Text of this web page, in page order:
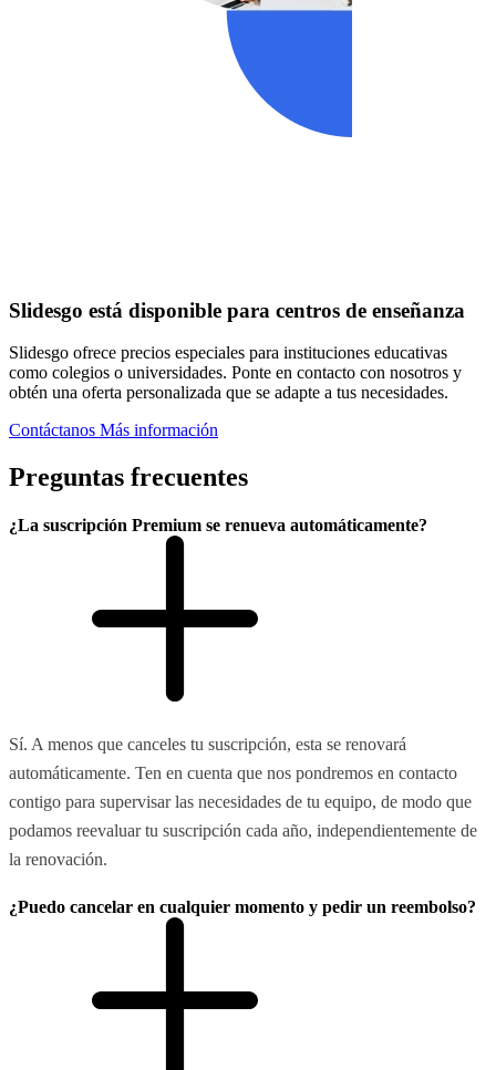
Slidesgo está disponible para centros de enseñanza
Slidesgo ofrece precios especiales para instituciones educativas
como colegios o universidades. Ponte en contacto con nosotros y
obtén una oferta personalizada que se adapte a tus necesidades.
Contáctanos Más información
Preguntas frecuentes
¿La suscripción Premium se renueva automáticamente?
Sí. A menos que canceles tu suscripción, esta se renovará
automáticamente. Ten en cuenta que nos pondremos en contacto
contigo para supervisar las necesidades de tu equipo, de modo que
podamos reevaluar tu suscripción cada año, independientemente de
la renovación.
¿Puedo cancelar en cualquier momento y pedir un reembolso?